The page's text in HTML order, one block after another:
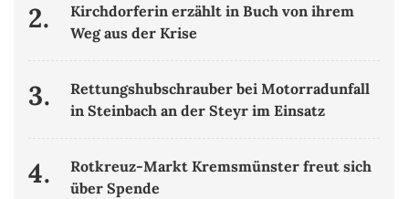
2.
Kirchdorferin erzählt in Buch von ihrem
Weg aus der Krise
3.
Rettungshubschrauber bei Motorradunfall
in Steinbach an der Steyr im Einsatz
4.
Rotkreuz-Markt Kremsmünster freut sich
über Spende